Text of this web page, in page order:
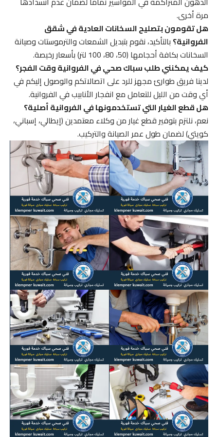
مرة أخرى.
هل تقومون بتصليح السخانات العادية في شقق
الفروانية؟بالتأكيد، نقوم بتبديل الشمعات والترموستات وصيانة
السخانات بكافة أحجامها (50، 80، 100 لتر) بأسعار رخيصة.
كيف يمكنني طلب سباك صحي في الفروانية وقت الفجر؟
لدينا فريق طوارئ مجهز للرد على اتصالاتكم والوصول إليكم في
أي وقت من الليل للتعامل مع انفجار الأنابيب في الفروانية.
هل قطع الغيار التي تستخدمونها في الفروانية أصلية؟
نعم، نلتزم بتوفير قطع غيار من وكلاء معتمدين (إيطالي، إسباني،
كويتي) لضمان طول عمر الصيانة والتركيب.